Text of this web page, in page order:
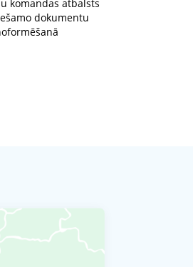
komandas atbalsts
dokumentu